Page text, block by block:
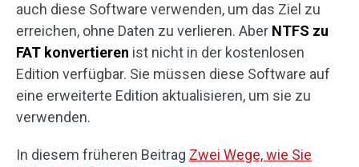
auch diese Software verwenden, um das Ziel zu
erreichen, ohne Daten zu verlieren. Aber NTFS zu
FAT konvertieren ist nicht in der kostenlosen
Edition verfügbar. Sie müssen diese Software auf
eine erweiterte Edition aktualisieren, um sie zu
verwenden.
In diesem früheren Beitrag Zwei Wege, wie Sie